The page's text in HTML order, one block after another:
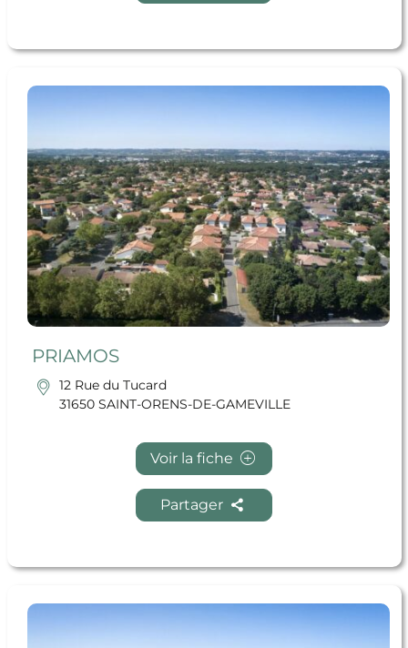
PRIAMOS
12 Rue du Tucard
31650 SAINT-ORENS-DE-GAMEVILLE
Voir la fiche
Partager